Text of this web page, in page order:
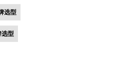
选型
选型